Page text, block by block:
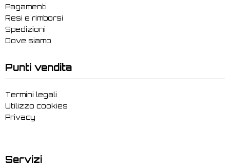
Pagamenti
Resi e rimborsi
Spedizioni
Dove siamo
Punti vendita
Termini legali
Utilizzo cookies
Privacy
Servizi